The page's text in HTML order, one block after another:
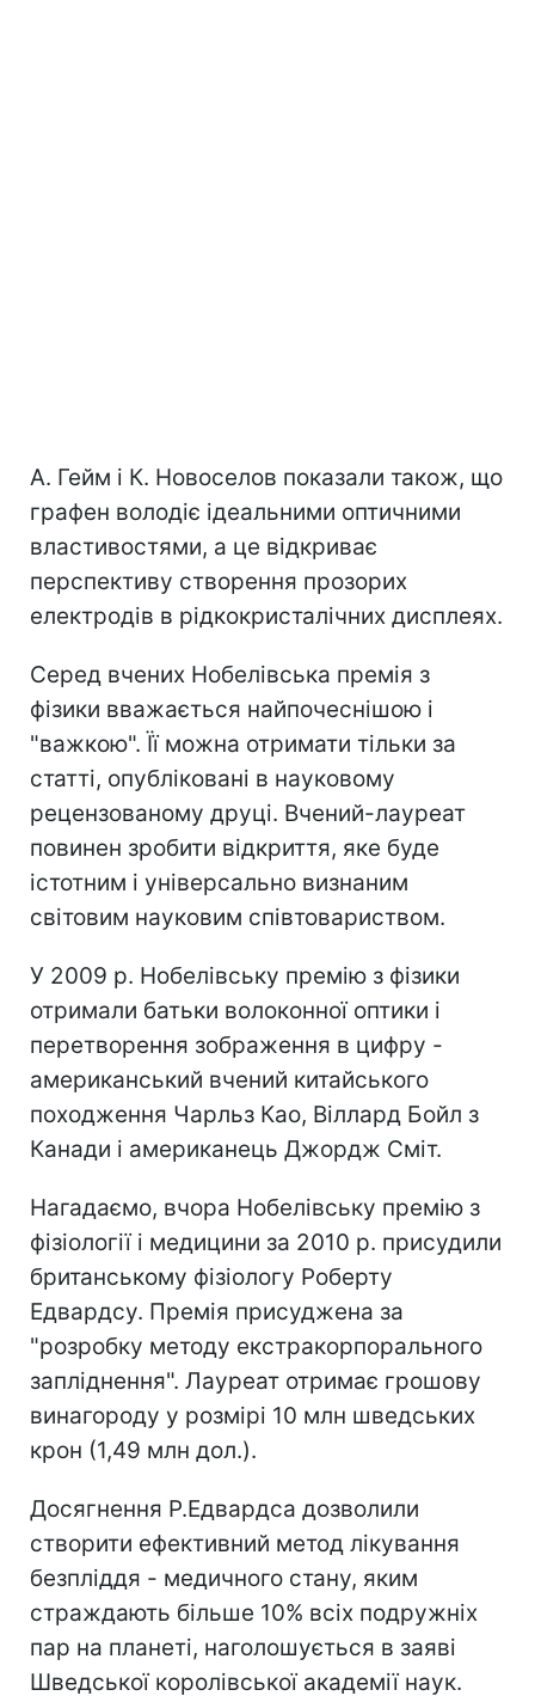
А. Гейм і К. Новоселов показали також, що
графен володіє ідеальними оптичними
властивостями, а це відкриває
перспективу створення прозорих
електродів в рідкокристалічних дисплеях.
Серед вчених Нобелівська премія з
фізики вважається найпочеснішою і
"важкою". Її можна отримати тільки за
статті, опубліковані в науковому
рецензованому друці. Вчений-лауреат
повинен зробити відкриття, яке буде
істотним і універсально визнаним
світовим науковим співтовариством.
У 2009 р. Нобелівську премію з фізики
отримали батьки волоконної оптики і
перетворення зображення в цифру -
американський вчений китайського
походження Чарльз Као, Віллард Бойл з
Канади і американець Джордж Сміт.
Нагадаємо, вчора Нобелівську премію з
фізіології і медицини за 2010 р. присудили
британському фізіологу Роберту
Едвардсу. Премія присуджена за
"розробку методу екстракорпорального
запліднення". Лауреат отримає грошову
винагороду у розмірі 10 млн шведських
крон (1,49 млн дол.).
Досягнення Р.Едвардса дозволили
створити ефективний метод лікування
безпліддя - медичного стану, яким
страждають більше 10% всіх подружніх
пар на планеті, наголошується в заяві
Шведської королівської академії наук.